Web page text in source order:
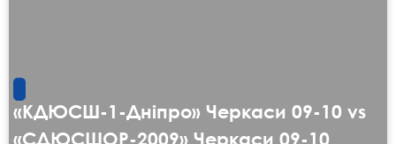
«КДЮСШ-1-Дніпро» Черкаси 09-10 vs
«СДЮСШОР-2009» Черкаси 09-10